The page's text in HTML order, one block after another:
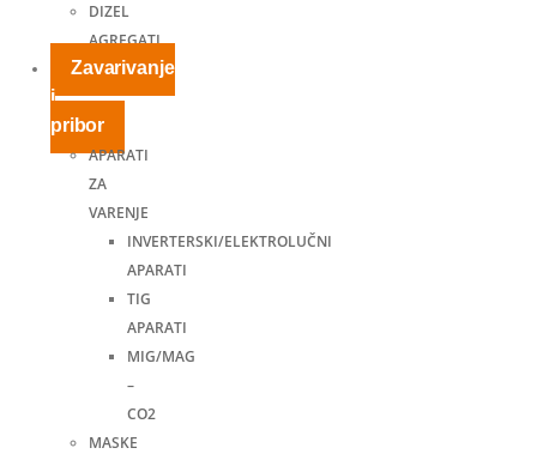
DIZEL
AGREGATI
Zavarivanje
i
pribor
APARATI
ZA
VARENJE
INVERTERSKI/ELEKTROLUČNI
APARATI
TIG
APARATI
MIG/MAG
–
CO2
MASKE